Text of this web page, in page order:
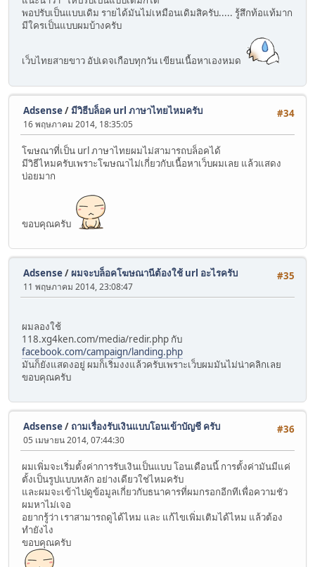
พอปรับเป็นแบบเดิม รายได้มันไม่เหมือนเดิมสิครับ..... รู้สึกท้อแท้มาก
มีใครเป็นแบบผมบ้างครับ
เว็บไทยสายขาว อัปเดจเกือบทุกวัน เขียนเนื้อหาเองหมด
#34
Adsense/ มีวิธีบล็อค url ภาษาไทยไหมครับ
16 พฤษภาคม 2014, 18:35:05
โฆษณาที่เป็น url ภาษาไทยผมไม่สามารถบล็อคได้
มีวิธีไหมครับเพราะโฆษณาไม่เกี่ยวกับเนื้อหาเว็บผมเลย แล้วแสดง
บ่อยมาก
ขอบคุณครับ
#35
Adsense/ผมจะบล็อคโฆษณานีต้องใช้ url อะไรครับ
11 พฤษภาคม 2014, 23:08:47
ผมลองใช้
118.xg4ken.com/media/redir.php กับ
facebook.com/campaign/landing.php
มันก็ยังแสดงอยู่ ผมก็เริ่มงงแล้วครับเพราะเว็บผมมันไม่น่าคลิกเลย
ขอบคุณครับ
#36
Adsense/ ถามเรื่องรับเงินแบบโอนเข้าบัญชี ครับ
05 เมษายน 2014, 07:44:30
ผมเพิ่มจะเริ่มตั้งค่าการรับเงินเป็นแบบ โอนเดือนนี้ การตั้งค่ามันมีแค่
ตั้งเป็นรูปแบบหลัก อย่างเดียวใช่ไหมครับ
และผมจะเข้าไปดูข้อมูลเกี่ยวกับธนาคารที่ผมกรอกอีกทีเพื่อความชัว
ผมหาไม่เจอ
อยากรู้ว่า เราสามารถดูได้ไหม และ แก้ไขเพิ่มเติมได้ไหม แล้วต้อง
ทำยังไง
ขอบคุณครับ